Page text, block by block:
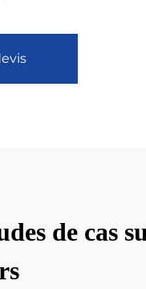
de cas